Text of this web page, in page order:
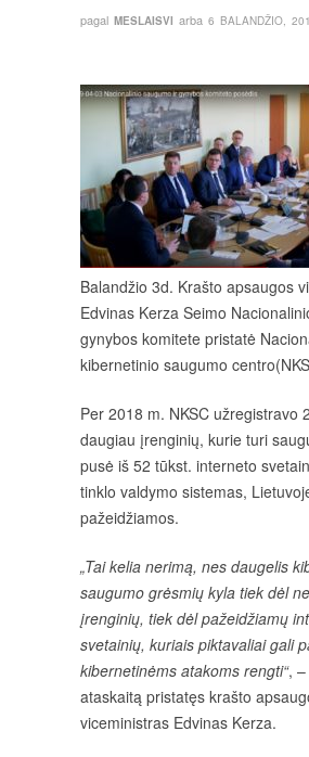
pagal MESLAISVI arba 6 BALANDŽIO,
Balandžio 3d. Krašto apsaugos
Edvinas Kerza Seimo
gynybos komitete pristatė
kibernetinio saugumo
Per 2018 m. NKSC užregistravo
daugiau įrenginių, kurie turi
pusė iš 52 tūkst. interneto
tinklo valdymo sistemas,
pažeidžiamos.
„Tai kelia nerimą, nes daugelis
saugumo grėsmių kyla tiek dėl
įrenginių, tiek dėl pažeidžiamų
svetainių, kuriais piktavaliai gali
kibernetinėms atakoms rengti“,
ataskaitą pristatęs krašto
viceministras Edvinas Kerza.